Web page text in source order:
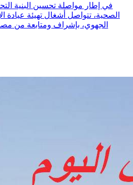
في إطار مواصلة تحسين البنية
الصحية، تتواصل أشغال تهيئة عيادة
الجهوي، بإشراف ومتابعة من